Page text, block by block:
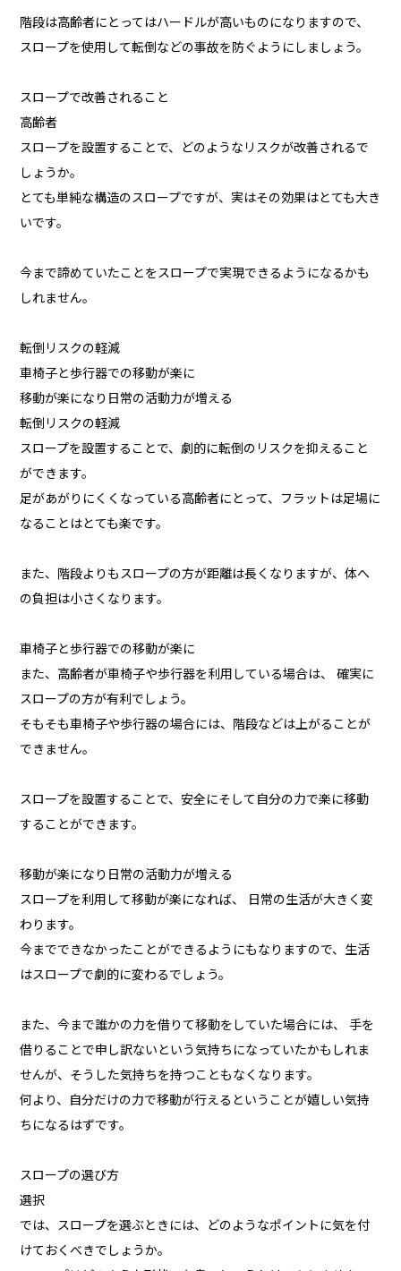
階段は高齢者にとってはハードルが高いものになりますので、
スロープを使用して転倒などの事故を防ぐようにしましょう。
スロープで改善されること
高齢者
スロープを設置することで、どのようなリスクが改善されるで
しょうか。
とても単純な構造のスロープですが、実はその効果はとても大き
いです。
今まで諦めていたことをスロープで実現できるようになるかも
しれません。
転倒リスクの軽減
車椅子と歩行器での移動が楽に
移動が楽になり日常の活動力が増える
転倒リスクの軽減
スロープを設置することで、劇的に転倒のリスクを抑えること
ができます。
足があがりにくくなっている高齢者にとって、フラットは足場に
なることはとても楽です。
また、階段よりもスロープの方が距離は長くなりますが、体へ
の負担は小さくなります。
車椅子と歩行器での移動が楽に
また、高齢者が車椅子や歩行器を利用している場合は、 確実に
スロープの方が有利でしょう。
そもそも車椅子や歩行器の場合には、階段などは上がることが
できません。
スロープを設置することで、安全にそして自分の力で楽に移動
することができます。
移動が楽になり日常の活動力が増える
スロープを利用して移動が楽になれば、 日常の生活が大きく変
わります。
今までできなかったことができるようにもなりますので、生活
はスロープで劇的に変わるでしょう。
また、今まで誰かの力を借りて移動をしていた場合には、 手を
借りることで申し訳ないという気持ちになっていたかもしれま
せんが、そうした気持ちを持つこともなくなります。
何より、自分だけの力で移動が行えるということが嬉しい気持
ちになるはずです。
スロープの選び方
選択
では、スロープを選ぶときには、どのようなポイントに気を付
けておくべきでしょうか。